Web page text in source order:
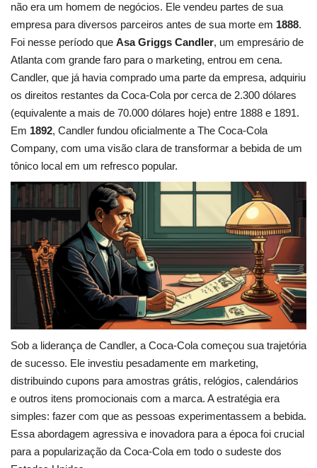
não era um homem de negócios. Ele vendeu partes de sua
empresa para diversos parceiros antes de sua morte em 1888.
Foi nesse período que Asa Griggs Candler, um empresário de
Atlanta com grande faro para o marketing, entrou em cena.
Candler, que já havia comprado uma parte da empresa, adquiriu
os direitos restantes da Coca-Cola por cerca de 2.300 dólares
(equivalente a mais de 70.000 dólares hoje) entre 1888 e 1891.
Em 1892, Candler fundou oficialmente a The Coca-Cola
Company, com uma visão clara de transformar a bebida de um
tônico local em um refresco popular.
Sob a liderança de Candler, a Coca-Cola começou sua trajetória
de sucesso. Ele investiu pesadamente em marketing,
distribuindo cupons para amostras grátis, relógios, calendários
e outros itens promocionais com a marca. A estratégia era
simples: fazer com que as pessoas experimentassem a bebida.
Essa abordagem agressiva e inovadora para a época foi crucial
para a popularização da Coca-Cola em todo o sudeste dos